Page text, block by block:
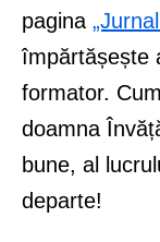
pagina
împărtășește
formator.
doamna
bune, al
departe!